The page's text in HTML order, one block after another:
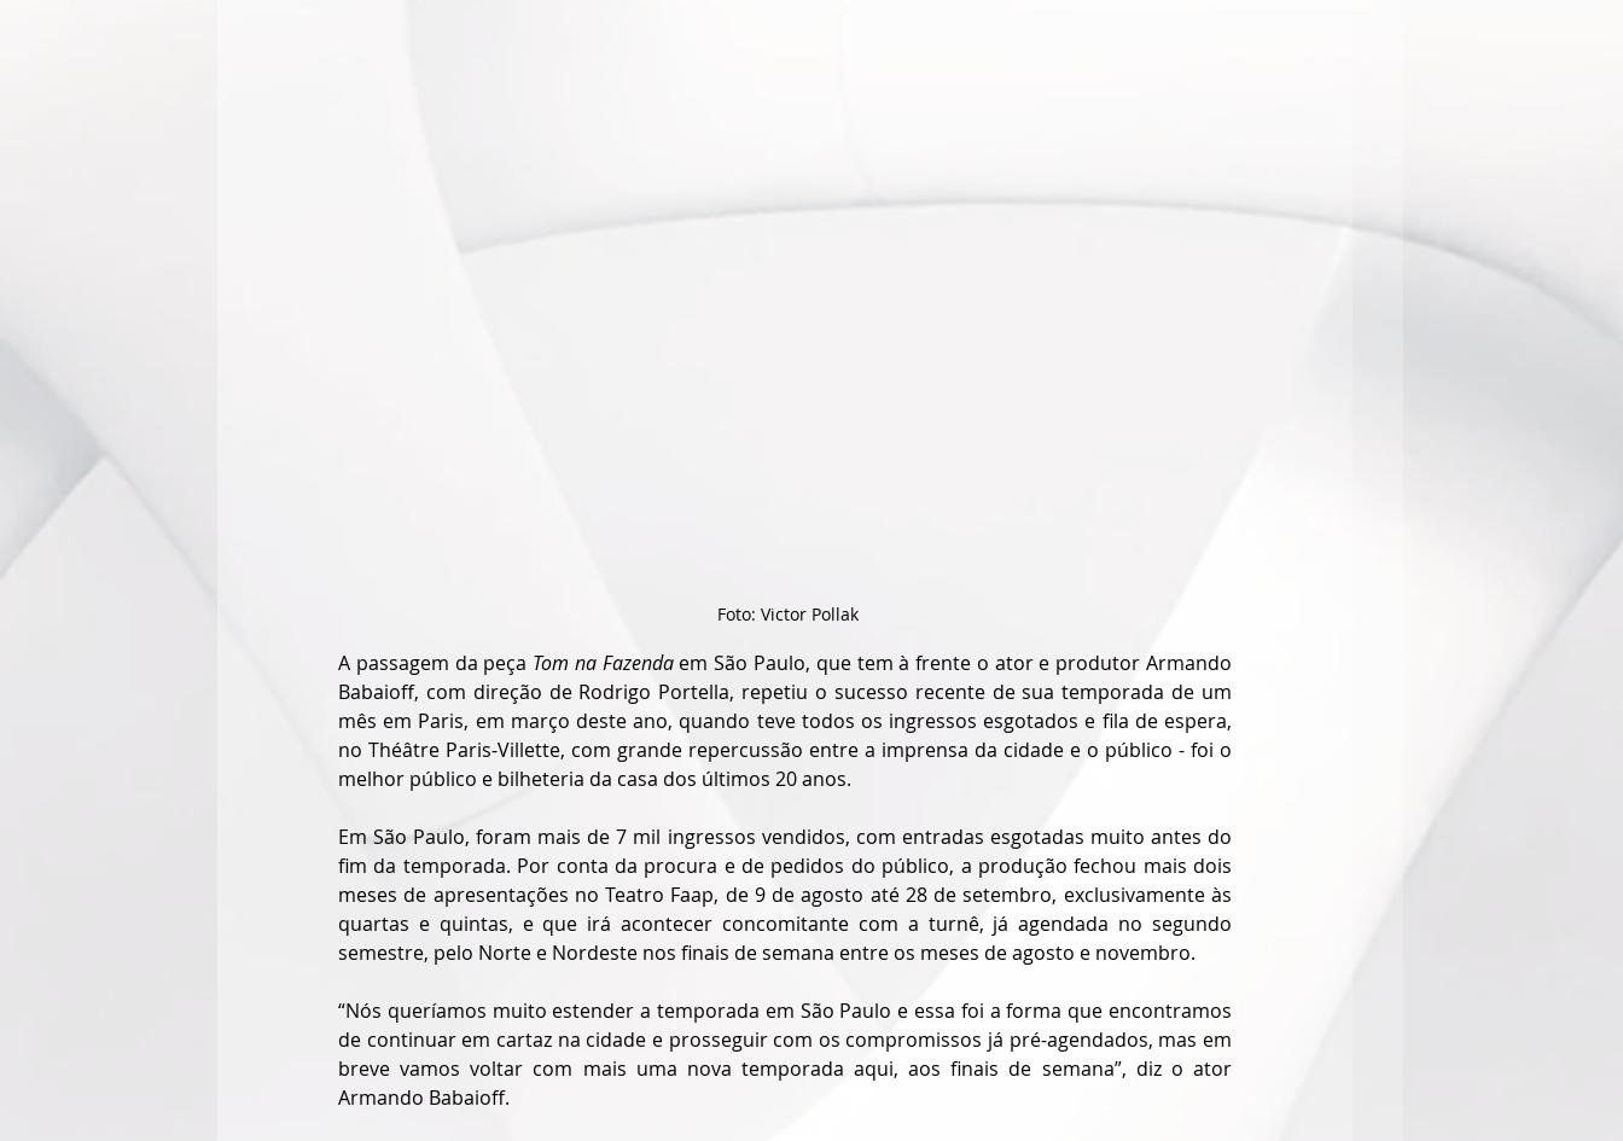
Foto: Victor Pollak
A passagem da peça Tom na Fazenda em São Paulo, que tem à frente o ator e produtor Armando
Babaioff, com direção de Rodrigo Portella, repetiu o sucesso recente de sua temporada de um
mês em Paris, em março deste ano, quando teve todos os ingressos esgotados e fila de espera,
no Théâtre Paris-Villette, com grande repercussão entre a imprensa da cidade e o público - foi o
melhor público e bilheteria da casa dos últimos 20 anos.
Em São Paulo, foram mais de 7 mil ingressos vendidos, com entradas esgotadas muito antes do
fim da temporada. Por conta da procura e de pedidos do público, a produção fechou mais dois
meses de apresentações no Teatro Faap, de 9 de agosto até 28 de setembro, exclusivamente às
quartas e quintas, e que irá acontecer concomitante com a turnê, já agendada no segundo
semestre, pelo Norte e Nordeste nos finais de semana entre os meses de agosto e novembro.
“Nós queríamos muito estender a temporada em São Paulo e essa foi a forma que encontramos
de continuar em cartaz na cidade e prosseguir com os compromissos já pré-agendados, mas em
breve vamos voltar com mais uma nova temporada aqui, aos finais de semana”, diz o ator
Armando Babaioff.